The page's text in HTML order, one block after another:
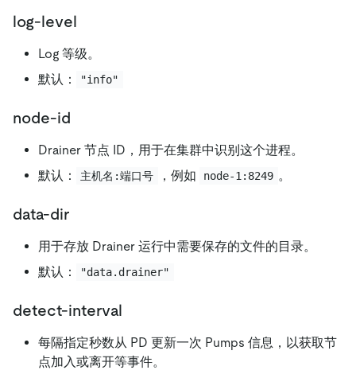
log-level
Log 等级。
默认：
"info"
node-id
Drainer 节点 ID，用于在集群中识别这个进程。
默认：
主机名:端口号 ，例如 node-1:8249 。
data-dir
用于存放 Drainer 运行中需要保存的文件的目录。
默认：
"data.drainer"
detect-interval
每隔指定秒数从 PD 更新一次 Pumps 信息，以获取节
点加入或离开等事件。